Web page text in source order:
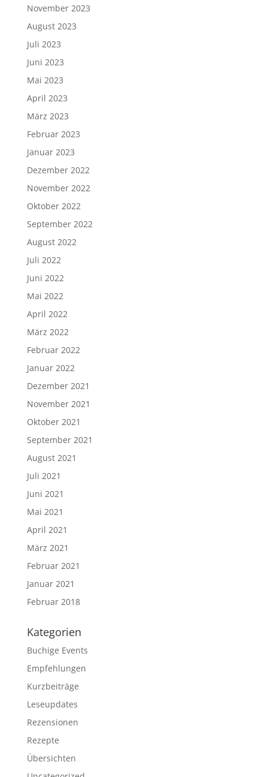
November 2023
August 2023
Juli 2023
Juni 2023
Mai 2023
April 2023
März 2023
Februar 2023
Januar 2023
Dezember 2022
November 2022
Oktober 2022
September 2022
August 2022
Juli 2022
Juni 2022
Mai 2022
April 2022
März 2022
Februar 2022
Januar 2022
Dezember 2021
November 2021
Oktober 2021
September 2021
August 2021
Juli 2021
Juni 2021
Mai 2021
April 2021
März 2021
Februar 2021
Januar 2021
Februar 2018
Kategorien
Buchige Events
Empfehlungen
Kurzbeiträge
Leseupdates
Rezensionen
Rezepte
Übersichten